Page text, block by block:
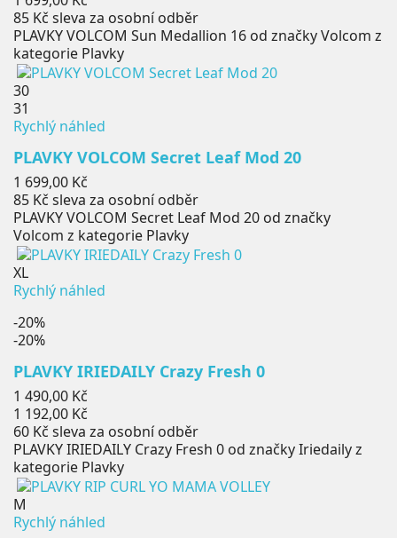
85 Kč sleva za osobní odběr
PLAVKY VOLCOM Sun Medallion 16 od značky Volcom z
kategorie Plavky
30
31
Rychlý náhled
PLAVKY VOLCOM Secret Leaf Mod 20
Cena
1 699,00 Kč
85 Kč sleva za osobní odběr
PLAVKY VOLCOM Secret Leaf Mod 20 od značky
Volcom z kategorie Plavky
XL
Rychlý náhled
-20%
-20%
PLAVKY IRIEDAILY Crazy Fresh 0
Běžná
cena
1 490,00 Kč
Cena
1 192,00 Kč
60 Kč sleva za osobní odběr
PLAVKY IRIEDAILY Crazy Fresh 0 od značky Iriedaily z
kategorie Plavky
M
Rychlý náhled